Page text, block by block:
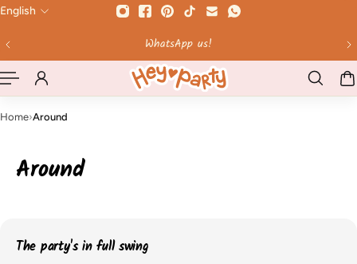
CONTENT
Ordered by 12 Uhr - shipped the same day on weekdays!
English
Home›Around
Around
The party's in full swing